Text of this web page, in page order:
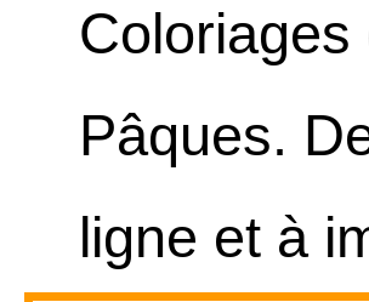
Pâques.
ligne et à